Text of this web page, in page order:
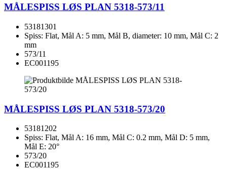
MÅLESPISS LØS PLAN 5318-573/11
53181301
Spiss: Flat, Mål A: 5 mm, Mål B, diameter: 10 mm, Mål C: 2
mm
573/11
EC001195
MÅLESPISS LØS PLAN 5318-573/20
53181202
Spiss: Flat, Mål A: 16 mm, Mål C: 0.2 mm, Mål D: 5 mm,
Mål E: 20°
573/20
EC001195